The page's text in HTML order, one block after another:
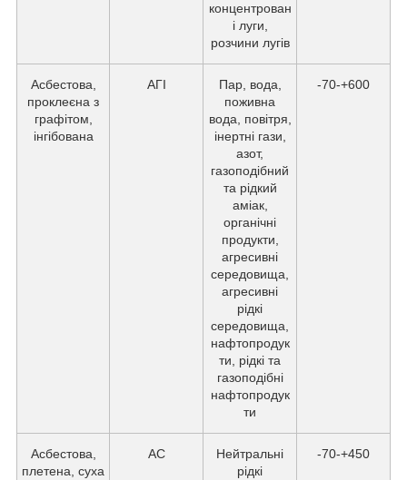
концентрован
і луги,
розчини лугів
Асбестова,
проклеєна з
графітом,
інгібована
АГІ
Пар, вода,
поживна
вода, повітря,
інертні гази,
азот,
газоподібний
та рідкий
аміак,
органічні
продукти,
агресивні
середовища,
агресивні
рідкі
середовища,
нафтопродук
ти, рідкі та
газоподібні
нафтопродук
ти
-70-+600
Асбестова,
плетена, суха
АС
Нейтральні
рідкі
-70-+450